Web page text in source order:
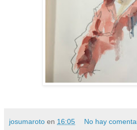
josumaroto en 16:05 No hay